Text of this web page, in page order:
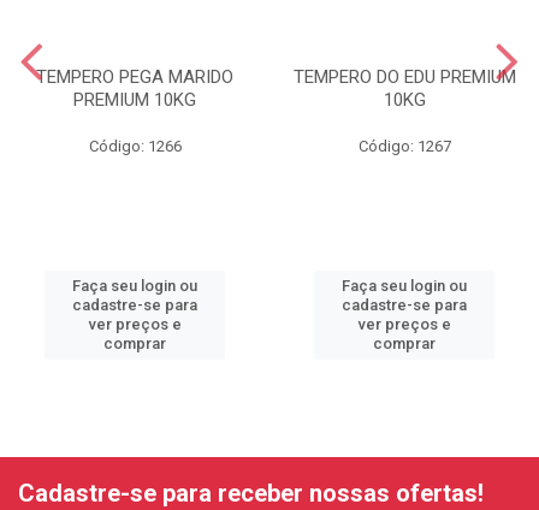
TEMPERO PEGA MARIDO
PREMIUM 10KG
Código: 1266
Faça seu login ou
cadastre-se para
ver preços e
comprar
TEMPERO DO EDU PREMIUM
10KG
Código: 1267
Faça seu login ou
cadastre-se para
ver preços e
comprar
Cadastre-se para receber nossas ofertas!